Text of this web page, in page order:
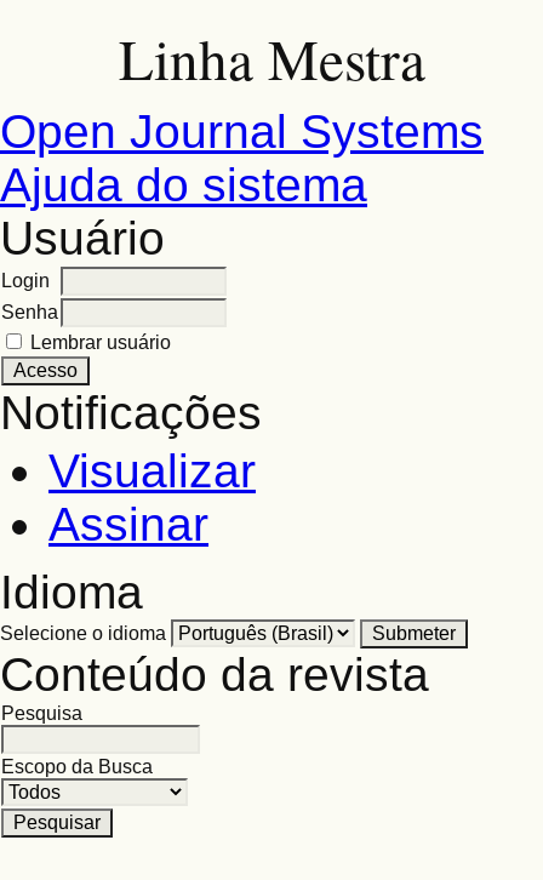
Linha Mestra
Open Journal Systems
Ajuda do sistema
Usuário
Login
Senha
Lembrar usuário
Notificações
Visualizar
Assinar
Idioma
Selecione o idioma
Conteúdo da revista
Pesquisa
Escopo da Busca